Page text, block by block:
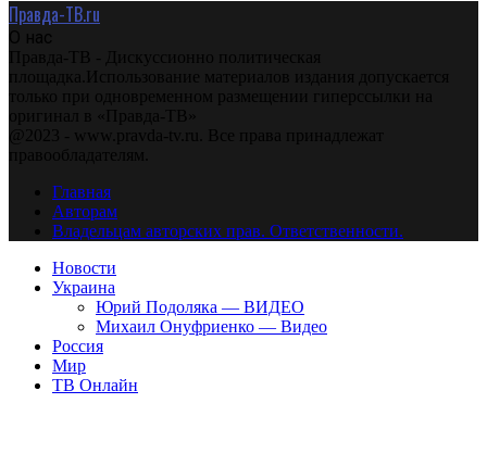
Правда-ТВ.ru
О нас
Правда-ТВ - Дискуссионно политическая
площадка.Использование материалов издания допускается
только при одновременном размещении гиперссылки на
оригинал в «Правда-ТВ»
@2023 - www.pravda-tv.ru. Все права принадлежат
правообладателям.
Главная
Авторам
Владельцам авторских прав. Ответственности.
Новости
Украина
Юрий Подоляка — ВИДЕО
Михаил Онуфриенко — Видео
Россия
Мир
ТВ Онлайн